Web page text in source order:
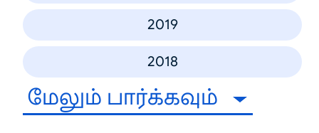
2019
2018
மேலும் பார்க்கவும்